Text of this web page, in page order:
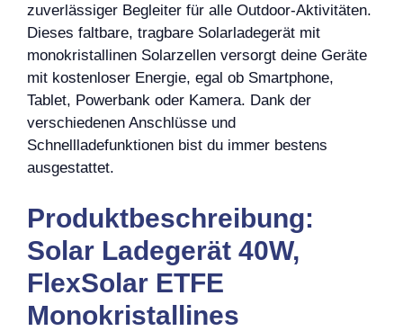
zuverlässiger Begleiter für alle Outdoor-Aktivitäten.
Dieses faltbare, tragbare Solarladegerät mit
monokristallinen Solarzellen versorgt deine Geräte
mit kostenloser Energie, egal ob Smartphone,
Tablet, Powerbank oder Kamera. Dank der
verschiedenen Anschlüsse und
Schnellladefunktionen bist du immer bestens
ausgestattet.
Produktbeschreibung:
Solar Ladegerät 40W,
FlexSolar ETFE
Monokristallines